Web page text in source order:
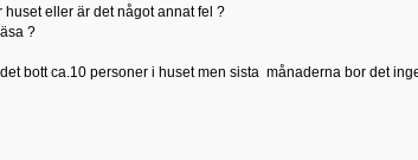
eller är det något annat fel ?
?
bott ca.10 personer i huset men sista månaderna bor det